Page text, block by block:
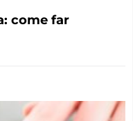
come far